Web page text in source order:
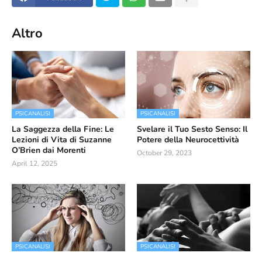
Altro
PSICANALISI
La Saggezza della Fine: Le
Lezioni di Vita di Suzanne
O’Brien dai Morenti
April 12, 2025
PSICANALISI
Svelare il Tuo Sesto Senso: Il
Potere della Neurocettività
October 29, 2023
PSICANALISI PSICANALISI